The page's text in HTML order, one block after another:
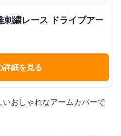
刺繍レース ドライブアー
詳細を見る
おしゃれなアームカバーで